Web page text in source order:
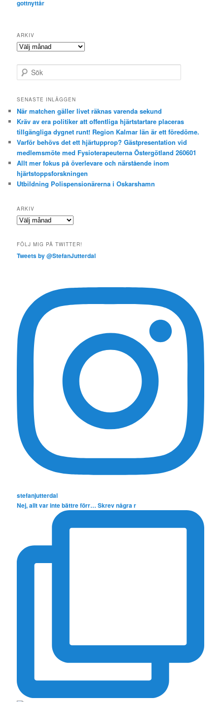
gottnyttår
ARKIV
Arkiv
ö
SENASTE INLÄGGEN
När matchen gäller livet räknas varenda sekund
Kräv av era politiker att offentliga hjärtstartare placeras
tillgängliga dygnet runt! Region Kalmar län är ett föredöme.
Varför behövs det ett hjärtupprop? Gästpresentation vid
medlemsmöte med Fysioterapeuterna Östergötland 260601
Allt mer fokus på överlevare och närstående inom
hjärtstoppsforskningen
Utbildning Polispensionärerna i Oskarshamn
ARKIV
Arkiv
FÖLJ MIG PÅ TWITTER!
Tweets by @StefanJutterdal
stefanjutterdal
Nej, allt var inte bättre förr… Skrev några r